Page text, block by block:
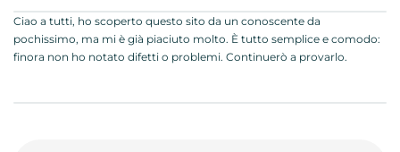
Ciao a tutti, ho scoperto questo sito da un conoscente da
pochissimo, ma mi è già piaciuto molto. È tutto semplice e comodo:
finora non ho notato difetti o problemi. Continuerò a provarlo.